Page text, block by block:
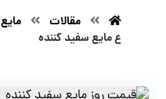
مقالات
ع مایع سفید کننده